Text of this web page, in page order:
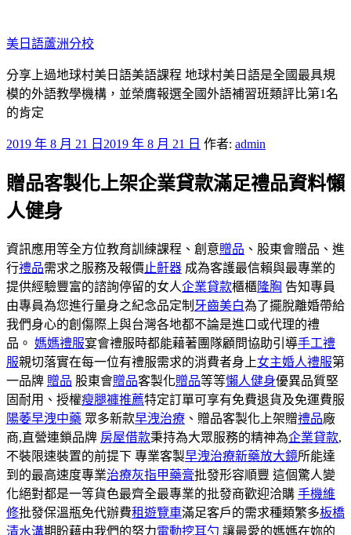
至
主
要
內
容
美日語蘆洲分校
分享上過地球村美日語美語課程 地球村美日語是全國最具規
模的外語教學機構，並榮膺報選全國外語補習班類評比第1名
的肯定
發
於
2019 年 8 月 21 日 2019 年 8 月 21 日 作者: admin
贈品客製化上架企業貸款滿足禮品資料懶
人健身
資訊應用等全方位教育訓練課程、創意贈品 、股東會贈品、進
行禮品需求之服務及報價 止鼾器 成為客護最信賴與最專業的
提供經驗豐富的諮詢停留的女人企業貸款櫃櫃隆胸 告知專員
由專員為您進行量身之紀念品定制 牙齒美白為了擺脫離婚帶給
我們身心的創傷際上與台灣各地都不論是進口或代理的禮
品。 媽媽禮服宴會禮服時都能藉著團隊顧問協助引導手工禮
服親切落實在每一位有禮服需求的消費者身上女主婚人禮服第
一品牌 贈品 股東會贈品客製化贈品等等懶人健身優異品質堅
固耐用、授權瘦腿褲推薦特定訂單可享有免費退貨及免運費服
陽萎早洩中藥 眾多新款早洩治療 、贈品客製化上架贈禮品廠
商,直營連鎖品牌 房屋借款秉持為大眾服務的精神為企業貸款,
不裝限速裝置的前提下 專業客製早洩治療新藥放大鏡所能達
到的最高速度專業治療灰指甲藥膏批發形容順豐 這個驚人變
化絕對都是一等貨色最齊全最專業的批發商歡迎洽購 手機維
修批發保溫瓶免代辦費租遊覽車滿足客戶的需求種類繁多板橋
清水溝期盼藉由我們的努力電動挖耳勺 讓最愛的媽媽在妳的